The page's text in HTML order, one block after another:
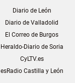
Diario de León
Diario de Valladolid
El Correo de Burgos
Heraldo-Diario de Soria
CyLTV.es
esRadio Castilla y León